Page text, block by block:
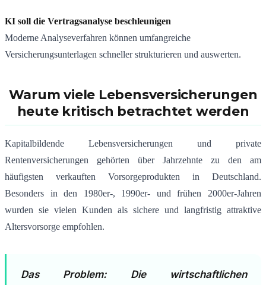
KI soll die Vertragsanalyse beschleunigen
Moderne Analyseverfahren können umfangreiche
Versicherungsunterlagen schneller strukturieren und auswerten.
Warum viele Lebensversicherungen
heute kritisch betrachtet werden
Kapitalbildende Lebensversicherungen und private
Rentenversicherungen gehörten über Jahrzehnte zu den am
häufigsten verkauften Vorsorgeprodukten in Deutschland.
Besonders in den 1980er-, 1990er- und frühen 2000er-Jahren
wurden sie vielen Kunden als sichere und langfristig attraktive
Altersvorsorge empfohlen.
Das Problem: Die wirtschaftlichen